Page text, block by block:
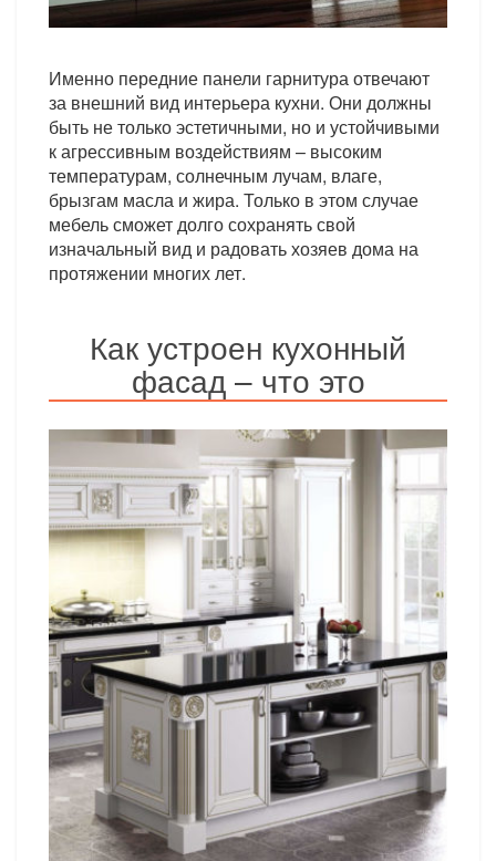
Именно передние панели гарнитура отвечают
за внешний вид интерьера кухни. Они должны
быть не только эстетичными, но и устойчивыми
к агрессивным воздействиям – высоким
температурам, солнечным лучам, влаге,
брызгам масла и жира. Только в этом случае
мебель сможет долго сохранять свой
изначальный вид и радовать хозяев дома на
протяжении многих лет.
Как устроен кухонный
фасад – что это